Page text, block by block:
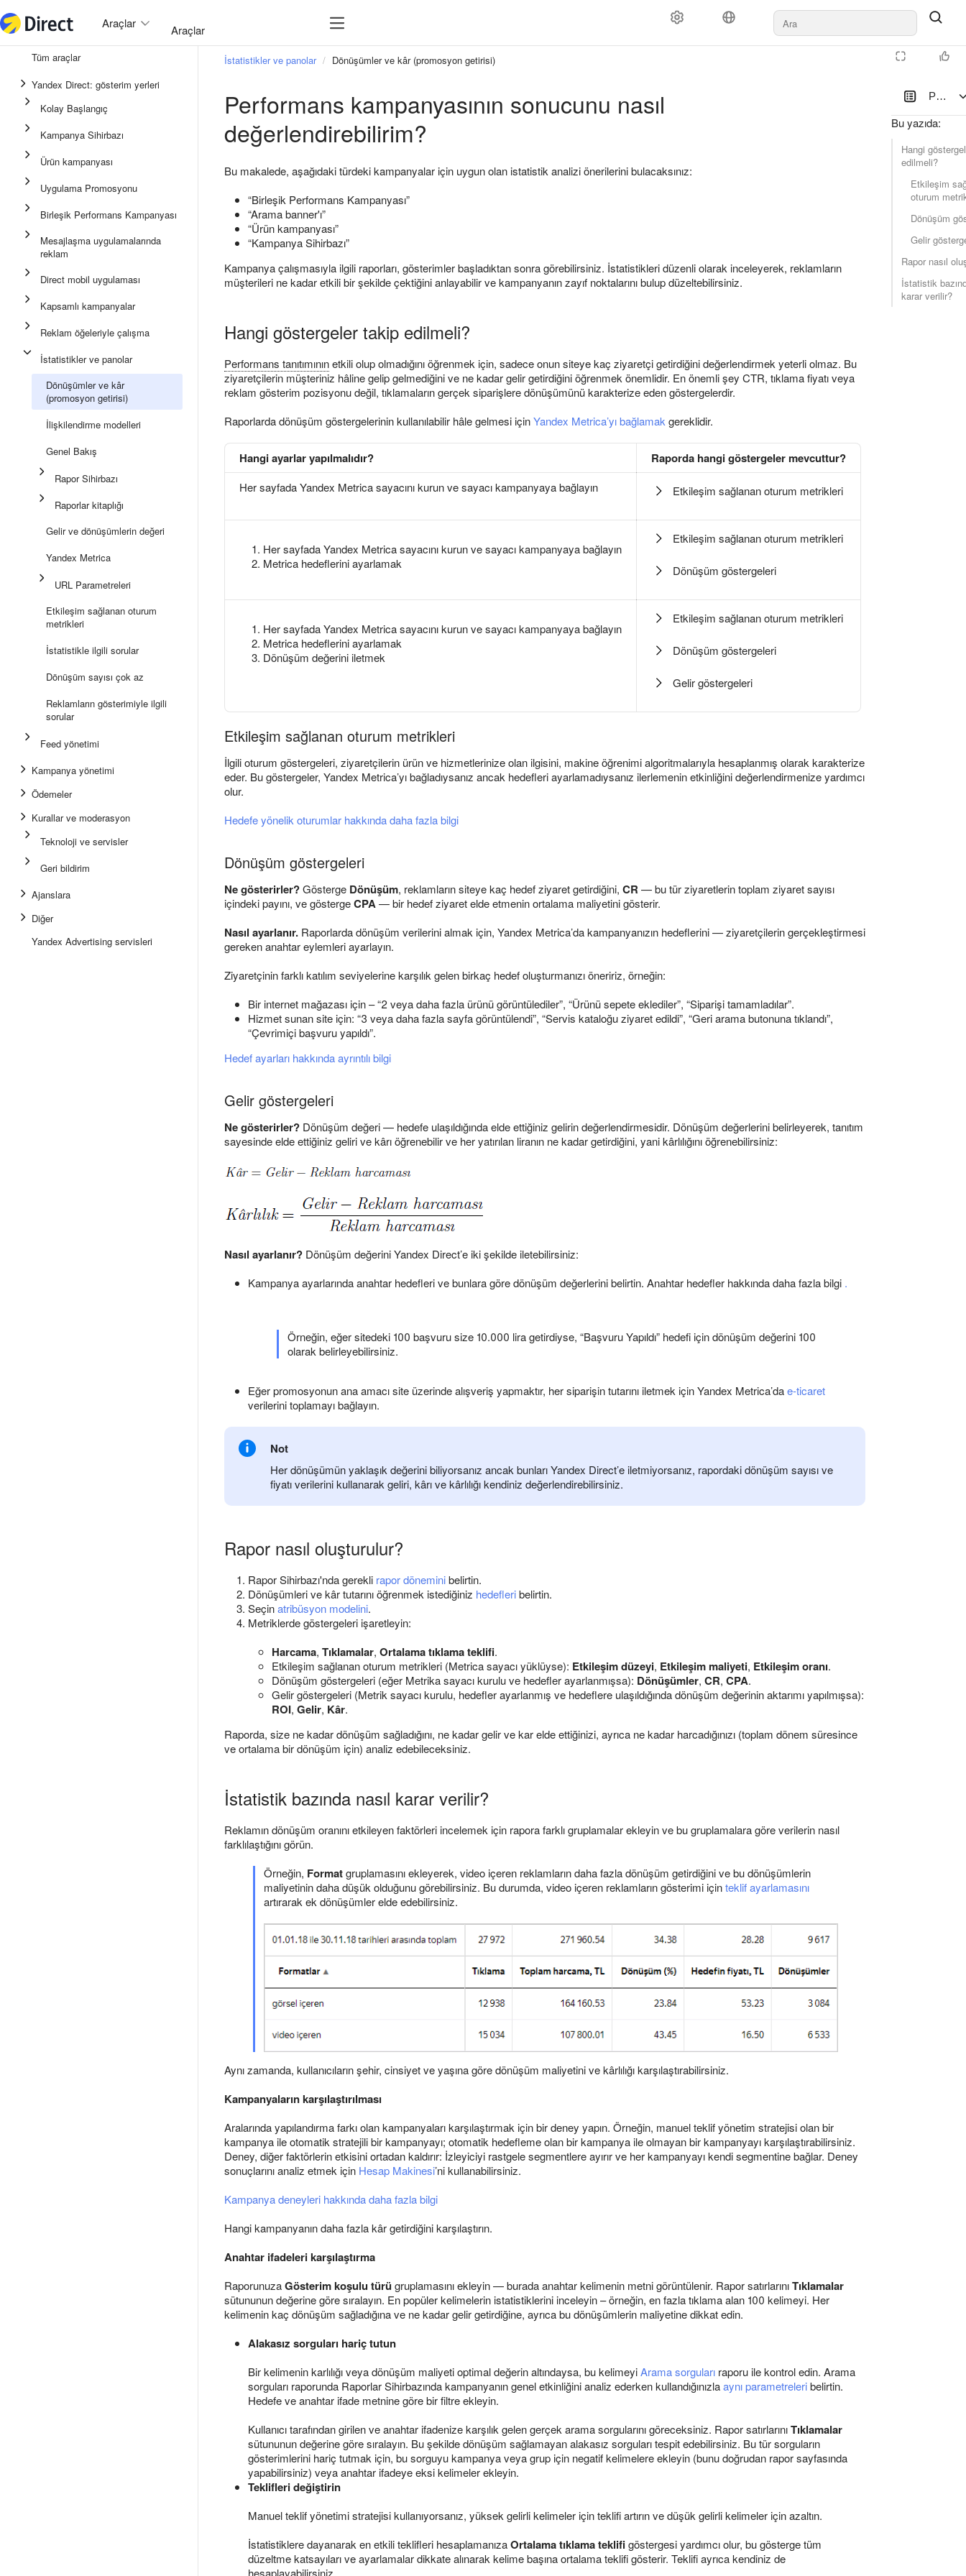
Araçlar Araçlar
Mesajlaşma uygulamalarında reklam
Uygulama Promosyonu
Kampanya Sihirbazı
Ürün kampanyası
Kolay Başlangıç
Hedeflemeler
Ödeme şekli Kurallar ve moderasyon Destek
Tüm araçlar
Yandex Direct: gösterim yerleri
Kolay Başlangıç
Kampanya Sihirbazı
Ürün kampanyası
Uygulama Promosyonu
Birleşik Performans Kampanyası
Mesajlaşma uygulamalarında
reklam
Direct mobil uygulaması
Kapsamlı kampanyalar
Reklam öğeleriyle çalışma
İstatistikler ve panolar
Dönüşümler ve kâr
(promosyon getirisi)
İlişkilendirme modelleri
Genel Bakış
Rapor Sihirbazı
Raporlar kitaplığı
Gelir ve dönüşümlerin değeri
Yandex Metrica
URL Parametreleri
Etkileşim sağlanan oturum
metrikleri
İstatistikle ilgili sorular
Dönüşüm sayısı çok az
Reklamların gösterimiyle ilgili
sorular
Feed yönetimi
Kampanya yönetimi
Ödemeler
Kurallar ve moderasyon
Teknoloji ve servisler
Geri bildirim
Ajanslara
Diğer
Yandex Advertising servisleri
Bu yazıda:
Hangi
edilmeli?
Etkileşim
oturum
Dönüşüm
Gelir
Rapor nasıl
İstatistik
karar verilir?
İstatistikler ve panolar Dönüşümler ve kâr (promosyon getirisi)
Performans kampanyasının sonucunu nasıl
değerlendirebilirim?
Bu makalede, aşağıdaki türdeki kampanyalar için uygun olan istatistik analizi önerilerini bulacaksınız:
“Birleşik Performans Kampanyası”
“Arama banner'ı”
“Ürün kampanyası”
“Kampanya Sihirbazı”
Kampanya çalışmasıyla ilgili raporları, gösterimler başladıktan sonra görebilirsiniz. İstatistikleri düzenli olarak inceleyerek, reklamların
müşterileri ne kadar etkili bir şekilde çektiğini anlayabilir ve kampanyanın zayıf noktalarını bulup düzeltebilirsiniz.
Hangi göstergeler takip edilmeli?
Performans tanıtımınınetkili olup olmadığını öğrenmek için, sadece onun siteye kaç ziyaretçi getirdiğini değerlendirmek yeterli olmaz. Bu
ziyaretçilerin müşteriniz hâline gelip gelmediğini ve ne kadar gelir getirdiğini öğrenmek önemlidir. En önemli şey CTR, tıklama fiyatı veya
reklam gösterim pozisyonu değil, tıklamaların gerçek siparişlere dönüşümünü karakterize eden göstergelerdir.
Raporlarda dönüşüm göstergelerinin kullanılabilir hâle gelmesi içinYandex Metrica’yı bağlamak gereklidir.
Hangi ayarlar yapılmalıdır? Raporda hangi göstergeler mevcuttur?
Her sayfada Yandex Metrica sayacını kurun ve sayacı kampanyaya bağlayın Etkileşim sağlanan oturum metrikleri
Her sayfada Yandex Metrica sayacını kurun ve sayacı kampanyaya bağlayın
Metrica hedeflerini ayarlamak
Etkileşim sağlanan oturum metrikleri
Dönüşüm göstergeleri
Her sayfada Yandex Metrica sayacını kurun ve sayacı kampanyaya bağlayın
Metrica hedeflerini ayarlamak
Dönüşüm değerini iletmek
Etkileşim sağlanan oturum metrikleri
Dönüşüm göstergeleri
Gelir göstergeleri
Etkileşim sağlanan oturum metrikleri
İlgili oturum göstergeleri, ziyaretçilerin ürün ve hizmetlerinize olan ilgisini, makine öğrenimi algoritmalarıyla hesaplanmış olarak karakterize
eder. Bu göstergeler, Yandex Metrica’yı bağladıysanız ancak hedefleri ayarlamadıysanız ilerlemenin etkinliğini değerlendirmenize yardımcı
olur.
Hedefe yönelik oturumlar hakkında daha fazla bilgi
Dönüşüm göstergeleri
Ne gösterirler?Gösterge Dönüşüm, reklamların siteye kaç hedef ziyaret getirdiğini, CR — bu tür ziyaretlerin toplam ziyaret sayısı
içindeki payını, ve göstergeCPA— bir hedef ziyaret elde etmenin ortalama maliyetini gösterir.
Nasıl ayarlanır. Raporlarda dönüşüm verilerini almak için, Yandex Metrica’da kampanyanızın hedeflerini — ziyaretçilerin gerçekleştirmesi
gereken anahtar eylemleri ayarlayın.
Ziyaretçinin farklı katılım seviyelerine karşılık gelen birkaç hedef oluşturmanızı öneririz, örneğin:
Bir internet mağazası için – “2 veya daha fazla ürünü görüntülediler”, “Ürünü sepete eklediler”, “Siparişi tamamladılar”.
Hizmet sunan site için: “3 veya daha fazla sayfa görüntülendi”, “Servis kataloğu ziyaret edildi”, “Geri arama butonuna tıklandı”,
“Çevrimiçi başvuru yapıldı”.
Hedef ayarları hakkında ayrıntılı bilgi
Gelir göstergeleri
Ne gösterirler? Dönüşüm değeri — hedefe ulaşıldığında elde ettiğiniz gelirin değerlendirmesidir. Dönüşüm değerlerini belirleyerek, tanıtım
sayesinde elde ettiğiniz geliri ve kârı öğrenebilir ve her yatırılan liranın ne kadar getirdiğini, yani kârlılığını öğrenebilirsiniz:
Nasıl ayarlanır? Dönüşüm değerini Yandex Direct’e iki şekilde iletebilirsiniz:
Kampanya ayarlarında anahtar hedefleri ve bunlara göre dönüşüm değerlerini belirtin. Anahtar hedefler hakkında daha fazla bilgi .
Örneğin, eğer sitedeki 100 başvuru size 10.000 lira getirdiyse, “Başvuru Yapıldı” hedefi için dönüşüm değerini 100
olarak belirleyebilirsiniz.
Eğer promosyonun ana amacı site üzerinde alışveriş yapmaktır, her siparişin tutarını iletmek için Yandex Metrica’dae-ticaret
verilerini toplamayı bağlayın.
Not
Her dönüşümün yaklaşık değerini biliyorsanız ancak bunları Yandex Direct’e iletmiyorsanız, rapordaki dönüşüm sayısı ve
fiyatı verilerini kullanarak geliri, kârı ve kârlılığı kendiniz değerlendirebilirsiniz.
Rapor nasıl oluşturulur?
Rapor Sihirbazı'nda gerekli rapor döneminibelirtin.
Dönüşümleri ve kâr tutarını öğrenmek istediğiniz hedefleribelirtin.
Seçinatribüsyon modelini.
Metriklerde göstergeleri işaretleyin:
Harcama, Tıklamalar, Ortalama tıklama teklifi.
Etkileşim sağlanan oturum metrikleri (Metrica sayacı yüklüyse): Etkileşim düzeyi, Etkileşim maliyeti, Etkileşim oranı.
Dönüşüm göstergeleri (eğer Metrika sayacı kurulu ve hedefler ayarlanmışsa): Dönüşümler, CR, CPA.
Gelir göstergeleri (Metrik sayacı kurulu, hedefler ayarlanmış ve hedeflere ulaşıldığında dönüşüm değerinin aktarımı yapılmışsa):
ROI, Gelir, Kâr.
Raporda, size ne kadar dönüşüm sağladığını, ne kadar gelir ve kar elde ettiğinizi, ayrıca ne kadar harcadığınızı (toplam dönem süresince
ve ortalama bir dönüşüm için) analiz edebileceksiniz.
İstatistik bazında nasıl karar verilir?
Reklamın dönüşüm oranını etkileyen faktörleri incelemek için rapora farklı gruplamalar ekleyin ve bu gruplamalara göre verilerin nasıl
farklılaştığını görün.
Örneğin, Formatgruplamasını ekleyerek, video içeren reklamların daha fazla dönüşüm getirdiğini ve bu dönüşümlerin
maliyetinin daha düşük olduğunu görebilirsiniz. Bu durumda, video içeren reklamların gösterimi içinteklif ayarlamasını
artırarak ek dönüşümler elde edebilirsiniz.
Aynı zamanda, kullanıcıların şehir, cinsiyet ve yaşına göre dönüşüm maliyetini ve kârlılığı karşılaştırabilirsiniz.
Kampanyaların karşılaştırılması
Aralarında yapılandırma farkı olan kampanyaları karşılaştırmak için bir deney yapın. Örneğin, manuel teklif yönetim stratejisi olan bir
kampanya ile otomatik stratejili bir kampanyayı; otomatik hedefleme olan bir kampanya ile olmayan bir kampanyayı karşılaştırabilirsiniz.
Deney, diğer faktörlerin etkisini ortadan kaldırır: İzleyiciyi rastgele segmentlere ayırır ve her kampanyayı kendi segmentine bağlar. Deney
sonuçlarını analiz etmek için Hesap Makinesi’ni kullanabilirsiniz.
Kampanya deneyleri hakkında daha fazla bilgi
Hangi kampanyanın daha fazla kâr getirdiğini karşılaştırın.
Anahtar ifadeleri karşılaştırma
RaporunuzaGösterim koşulu türü gruplamasını ekleyin — burada anahtar kelimenin metni görüntülenir. Rapor satırlarınıTıklamalar
sütununun değerine göre sıralayın. En popüler kelimelerin istatistiklerini inceleyin – örneğin, en fazla tıklama alan 100 kelimeyi. Her
kelimenin kaç dönüşüm sağladığına ve ne kadar gelir getirdiğine, ayrıca bu dönüşümlerin maliyetine dikkat edin.
Alakasız sorguları hariç tutun
Bir kelimenin karlılığı veya dönüşüm maliyeti optimal değerin altındaysa, bu kelimeyiArama sorguları raporu ile kontrol edin. Arama
sorguları raporunda Raporlar Sihirbazında kampanyanın genel etkinliğini analiz ederken kullandığınızlaaynı parametreleribelirtin.
Hedefe ve anahtar ifade metnine göre bir filtre ekleyin.
Kullanıcı tarafından girilen ve anahtar ifadenize karşılık gelen gerçek arama sorgularını göreceksiniz. Rapor satırlarınıTıklamalar
sütununun değerine göre sıralayın. Bu şekilde dönüşüm sağlamayan alakasız sorguları tespit edebilirsiniz. Bu tür sorguların
gösterimlerini hariç tutmak için, bu sorguyu kampanya veya grup için negatif kelimelere ekleyin (bunu doğrudan rapor sayfasında
yapabilirsiniz) veya anahtar ifadeye eksi kelimeler ekleyin.
Teklifleri değiştirin
Manuel teklif yönetimi stratejisi kullanıyorsanız, yüksek gelirli kelimeler için teklifi artırın ve düşük gelirli kelimeler için azaltın.
İstatistiklere dayanarak en etkili teklifleri hesaplamanızaOrtalama tıklama teklifigöstergesi yardımcı olur, bu gösterge tüm
düzeltme katsayıları ve ayarlamalar dikkate alınarak kelime başına ortalama teklifi gösterir. Teklifi ayrıca kendiniz de
hesaplayabilirsiniz.